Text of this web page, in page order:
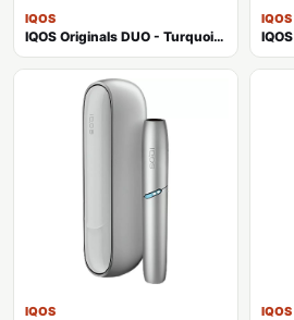
IQOS
IQOS Originals DUO - Turquoise 加热不燃烧主机
IQOS
IQOS IQOS